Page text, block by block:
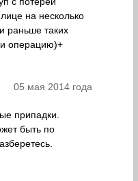
на несколько
раньше таких
операцию)+
05 мая 2014 года
припадки.
быть по